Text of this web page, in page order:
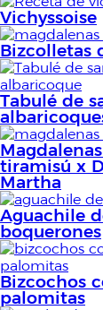
Vichyssoise
Bizcolletas
Tabulé de
tiramisú x
Martha
Aguachile
boquerones
Bizcochos
palomitas